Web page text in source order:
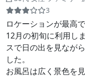
3
ロケーションが最高
12月の初旬に利用し
スで日の出を見なが
した。
お風呂は広く景色を